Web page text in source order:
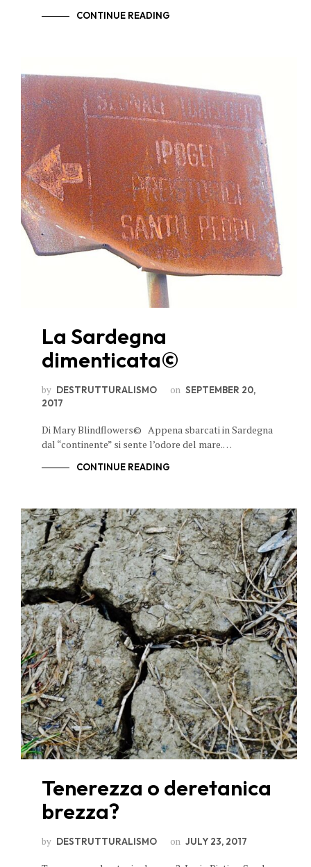
CONTINUE READING
La Sardegna
dimenticata©
by DESTRUTTURALISMO on SEPTEMBER 20,
2017
Di Mary Blindflowers© Appena sbarcati in Sardegna
dal “continente” si sente l’odore del mare.…
CONTINUE READING
Tenerezza o deretanica
brezza?
by DESTRUTTURALISMO on JULY 23, 2017